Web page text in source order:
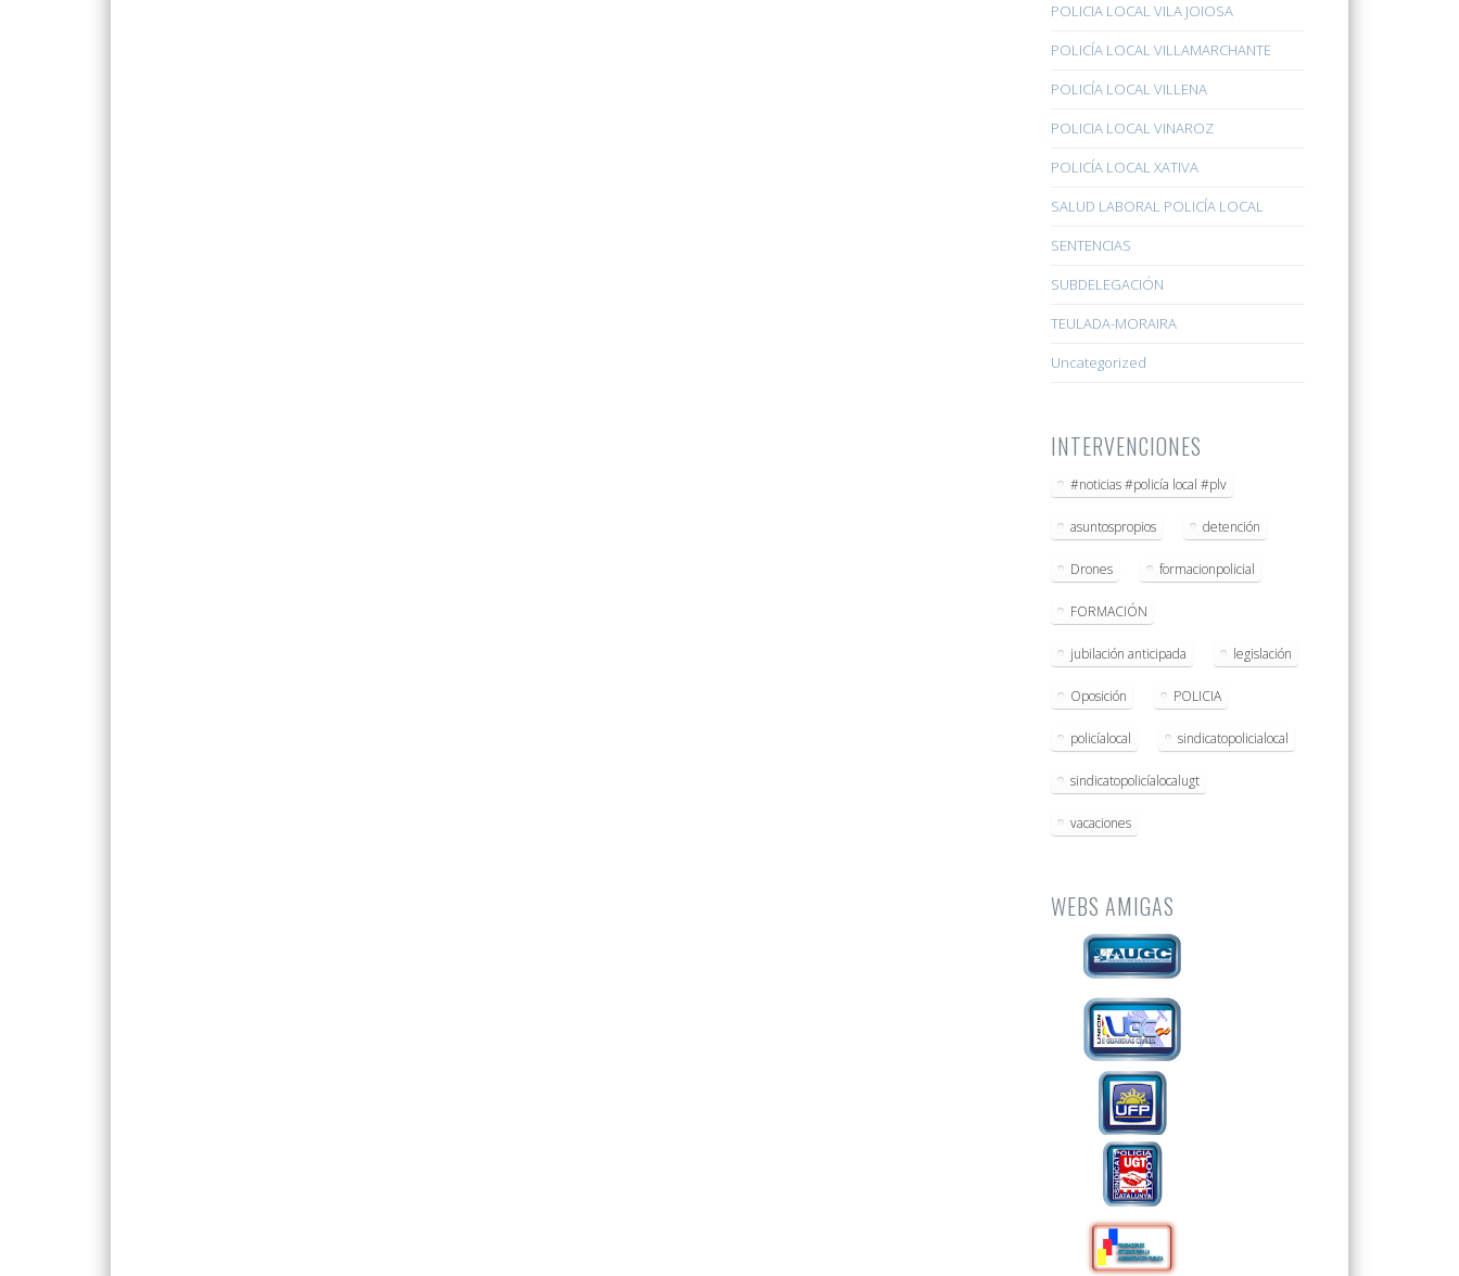
POLICIA LOCAL VILA JOIOSA
POLICÍA LOCAL VILLAMARCHANTE
POLICÍA LOCAL VILLENA
POLICIA LOCAL VINAROZ
POLICÍA LOCAL XATIVA
SALUD LABORAL POLICÍA LOCAL
SENTENCIAS
SUBDELEGACIÓN
TEULADA-MORAIRA
Uncategorized
INTERVENCIONES
#noticias #policía local #plv
asuntospropios detención
Drones formacionpolicial
FORMACIÓN
jubilación anticipada legislación
Oposición POLICIA
policíalocal sindicatopolicialocal
sindicatopolicíalocalugt
vacaciones
WEBS AMIGAS